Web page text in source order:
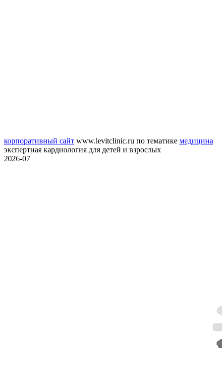
корпоративный сайт www.levitclinic.ru по тематике медицина
экспертная кардиология для детей и взрослых
2026-07